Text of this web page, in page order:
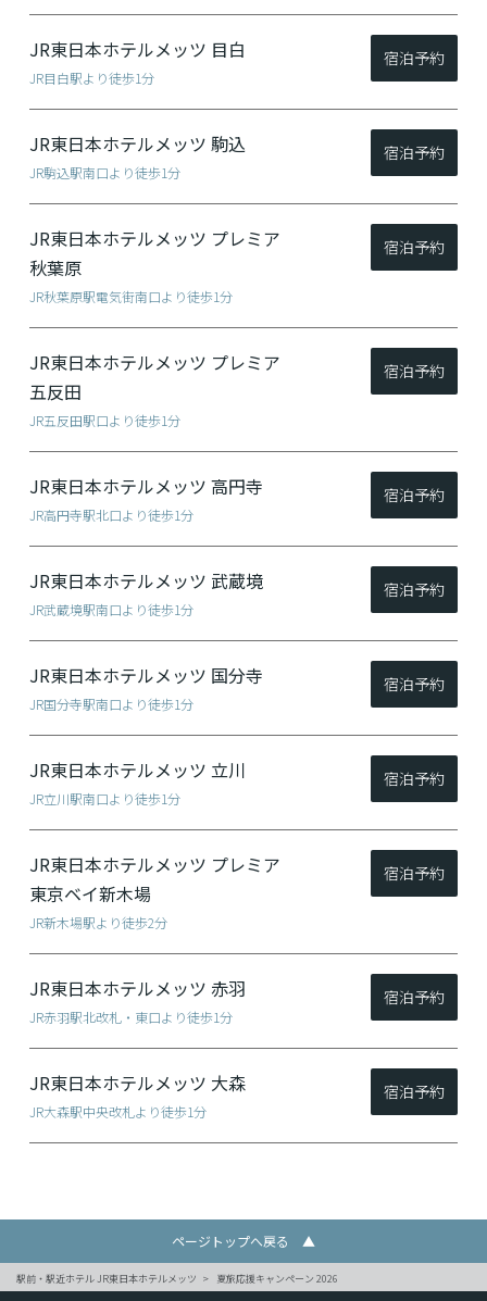
JR東日本ホテルメッツ 目白
JR目白駅より徒歩1分
宿泊予約
JR東日本ホテルメッツ 駒込
JR駒込駅南口より徒歩1分
宿泊予約
JR東日本ホテルメッツ プレミア
秋葉原
JR秋葉原駅電気街南口より徒歩1分
宿泊予約
JR東日本ホテルメッツ プレミア
五反田
JR五反田駅口より徒歩1分
宿泊予約
JR東日本ホテルメッツ 高円寺
JR高円寺駅北口より徒歩1分
宿泊予約
JR東日本ホテルメッツ 武蔵境
JR武蔵境駅南口より徒歩1分
宿泊予約
JR東日本ホテルメッツ 国分寺
JR国分寺駅南口より徒歩1分
宿泊予約
JR東日本ホテルメッツ 立川
JR立川駅南口より徒歩1分
宿泊予約
JR東日本ホテルメッツ プレミア
東京ベイ新木場
JR新木場駅より徒歩2分
宿泊予約
JR東日本ホテルメッツ 赤羽
JR赤羽駅北改札・東口より徒歩1分
宿泊予約
JR東日本ホテルメッツ 大森
JR大森駅中央改札より徒歩1分
宿泊予約
ページトップへ戻る ▲
駅前・駅近ホテル JR東日本ホテルメッツ 夏旅応援キャンペーン 2026